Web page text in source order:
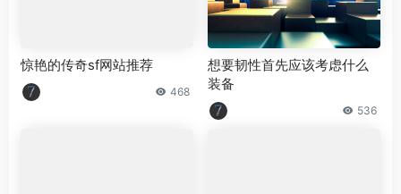
惊艳的传奇sf网站推荐
468
想要韧性首先应该考虑什么
装备
536